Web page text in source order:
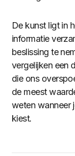
De kunst ligt in
informatie
beslissing te
vergelijken een
die ons
de meest
weten wanneer
kiest.